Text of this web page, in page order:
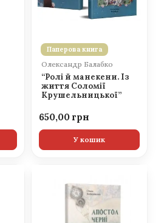
Паперова книга
Олександр Балабко
“Ролі й манекени. Із
життя Соломії
Крушельницької”
650,00
У кошик